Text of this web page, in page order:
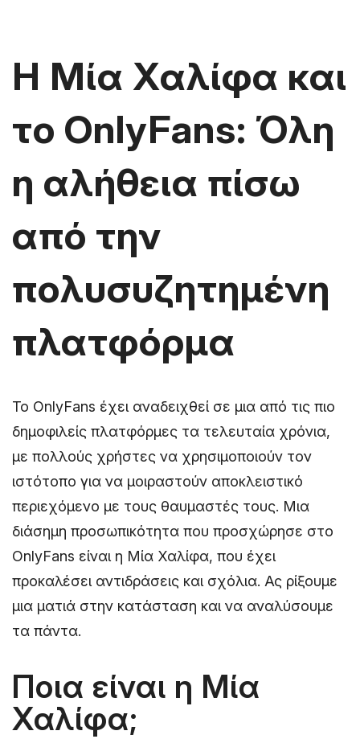
Η Μία Χαλίφα και
το OnlyFans: Όλη
η αλήθεια πίσω
από την
πολυσυζητημένη
πλατφόρμα
Το OnlyFans έχει αναδειχθεί σε μια από τις πιο
δημοφιλείς πλατφόρμες τα τελευταία χρόνια,
με πολλούς χρήστες να χρησιμοποιούν τον
ιστότοπο για να μοιραστούν αποκλειστικό
περιεχόμενο με τους θαυμαστές τους. Μια
διάσημη προσωπικότητα που προσχώρησε στο
OnlyFans είναι η Μία Χαλίφα, που έχει
προκαλέσει αντιδράσεις και σχόλια. Ας ρίξουμε
μια ματιά στην κατάσταση και να αναλύσουμε
τα πάντα.
Ποια είναι η Μία
Χαλίφα;